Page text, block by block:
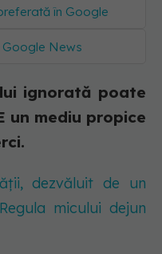
în Google
Google News
ignorată poate
un mediu propice
dezvăluit de un
micului dejun